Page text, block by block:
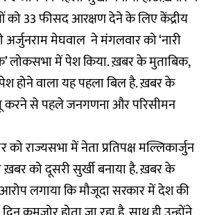
को 33 फीसद आरक्षण देने के लिए केंद्रीय
अर्जुनराम मेघवाल ने मंगलवार को ‘नारी
लोकसभा में पेश किया. ख़बर के मुताबिक,
होने वाला यह पहला बिल है. ख़बर के
करने से पहले जनगणना और परिसीमन
राज्यसभा में नेता प्रतिपक्ष मल्लिकार्जुन
को दूसरी सुर्खी बनाया है. ख़बर के
लगाया कि मौजूदा सरकार में देश की